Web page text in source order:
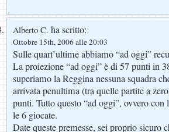
Alberto C. ha scritto:
Ottobre 15th, 2006 alle 20:03
Sulle quart’ultime abbiamo “ad oggi”
La proiezione “ad oggi” è di 57 punti in
superiamo la Reggina nessuna squadra
arrivata penultima (tra quelle partite a
punti. Tutto questo “ad oggi”, ovvero con
le 6 giocate.
Date queste premesse, sei proprio sicuro